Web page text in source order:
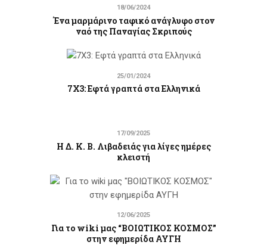
18/06/2024
Ένα μαρμάρινο ταφικό ανάγλυφο στον
ναό της Παναγίας Σκριπούς
25/01/2024
7Χ3: Εφτά γραπτά στα Ελληνικά
17/09/2025
Η Δ. Κ. Β. Λιβαδειάς για λίγες ημέρες
κλειστή
12/06/2025
Για το wiki μας “ΒΟΙΩΤΙΚΟΣ ΚΟΣΜΟΣ”
στην εφημερίδα ΑΥΓΗ